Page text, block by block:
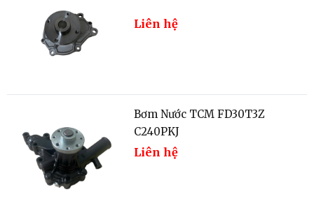
C240PKJ
Liên hệ